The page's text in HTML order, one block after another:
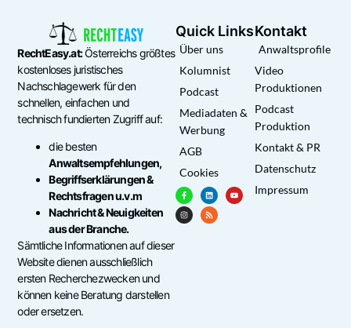
RechtEasy.at:Österreichs größtes
kostenloses juristisches
Nachschlagewerk für den
schnellen, einfachen und
technisch fundierten Zugriff auf:
die besten
Anwaltsempfehlungen,
Begriffserklärungen &
Rechtsfragen u.v.m
Nachricht & Neuigkeiten
aus der Branche.
Sämtliche Informationen auf dieser
Website dienen ausschließlich
ersten Recherchezwecken und
können keine Beratung darstellen
oder ersetzen.
Quick Links
Über uns
Kolumnist
Podcast
Mediadaten &
Werbung
AGB
Cookies
Kontakt
Anwaltsprofile
Video
Produktionen
Podcast
Produktion
Kontakt & PR
Datenschutz
Impressum